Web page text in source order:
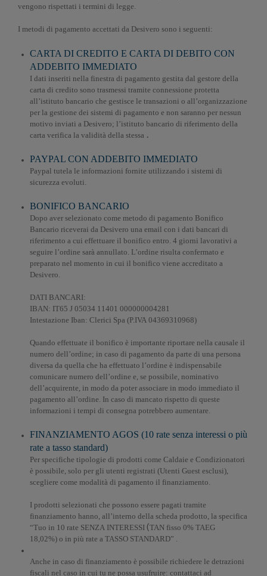
vengono rispettati i termini di legge.
I metodi di pagamento accettati da Desivero sono i seguenti:
CARTA DI CREDITO E CARTA DI DEBITO CON
ADDEBITO IMMEDIATO
I dati inseriti nella finestra di pagamento gestita dal gestore della
carta di credito sono trasmessi tramite connessione protetta
all’istituto bancario che gestisce le transazioni o all’organizzazione
per la gestione dei sistemi di pagamento e non saranno per nessun
motivo inviati a Desivero; l’istituto bancario di riferimento della
carta verifica la validità della stessa .
PAYPAL CON ADDEBITO IMMEDIATO
Paypal tutela le informazioni fornite utilizzando i sistemi di
sicurezza evoluti.
BONIFICO BANCARIO
Dopo aver selezionato come metodo di pagamento Bonifico
Bancario riceverai da Desivero una email con i dati bancari di
riferimento a cui effettuare il bonifico entro. 4 giorni lavorativi a
seguire l’ordine sarà annullato. L’ordine risulta confermato e
preparato nel momento in cui il bonifico viene accreditato a
Desivero.
DATI BANCARI:
IBAN: IT65 J 05034 11401 000000004281
Intestazione Iban: Clerici Spa (P.IVA 04369310968)
Quando effettuate il bonifico è importante riportare nella causale il
numero dell’ordine; in caso di pagamento da parte di una persona
diversa da quella che ha effettuato l’ordine è indispensabile
comunicare numero dell’ordine e, se possibile, nominativo
dell’acquirente, in modo da poter associare in modo immediato il
pagamento all’ordine. In caso di mancato rispetto di queste
informazioni i tempi di consegna potrebbero aumentare.
FINANZIAMENTO AGOS (10 rate senza interessi o più
rate a tasso standard)
Per specifiche tipologie di prodotti come Caldaie e Condizionatori
è possibile, solo per gli utenti registrati (Utenti Guest esclusi),
scegliere come modalità di pagamento il finanziamento.
I prodotti selezionati che possono essere pagati tramite
finanziamento hanno, all’interno della scheda prodotto, la specifica
“Tuo in 10 rate SENZA INTERESSI (TAN fisso 0% TAEG
18,02%) o in più rate a TASSO STANDARD” .
Anche in caso di finanziamento è possibile richiedere le detrazioni
fiscali nel caso in cui tu ne possa usufruire: contattaci ad